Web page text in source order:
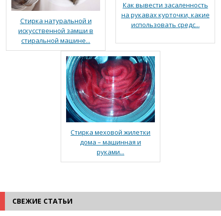
Стирка натуральной и
искусственной замши в
стиральной машине...
Как вывести засаленность
на рукавах курточки, какие
использовать средс...
Стирка меховой жилетки
дома – машинная и
руками...
СВЕЖИЕ СТАТЬИ